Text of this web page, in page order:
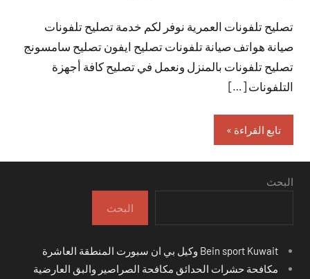
تعليقات
تصليح تلفونات العمرية نوفر لكم خدمة تصليح تلفونات
صيانة هواتف صيانة تلفونات تصليح ايفون تصليح سامسونج
تصليح تلفونات بالمنزل ونعمل في تصليح كافة أجهزة
التلفونات […]
تابع القراءة
البحث
البحث
مكافحة حشرات الحدائق مكافحة الصراصير والبق العارضية